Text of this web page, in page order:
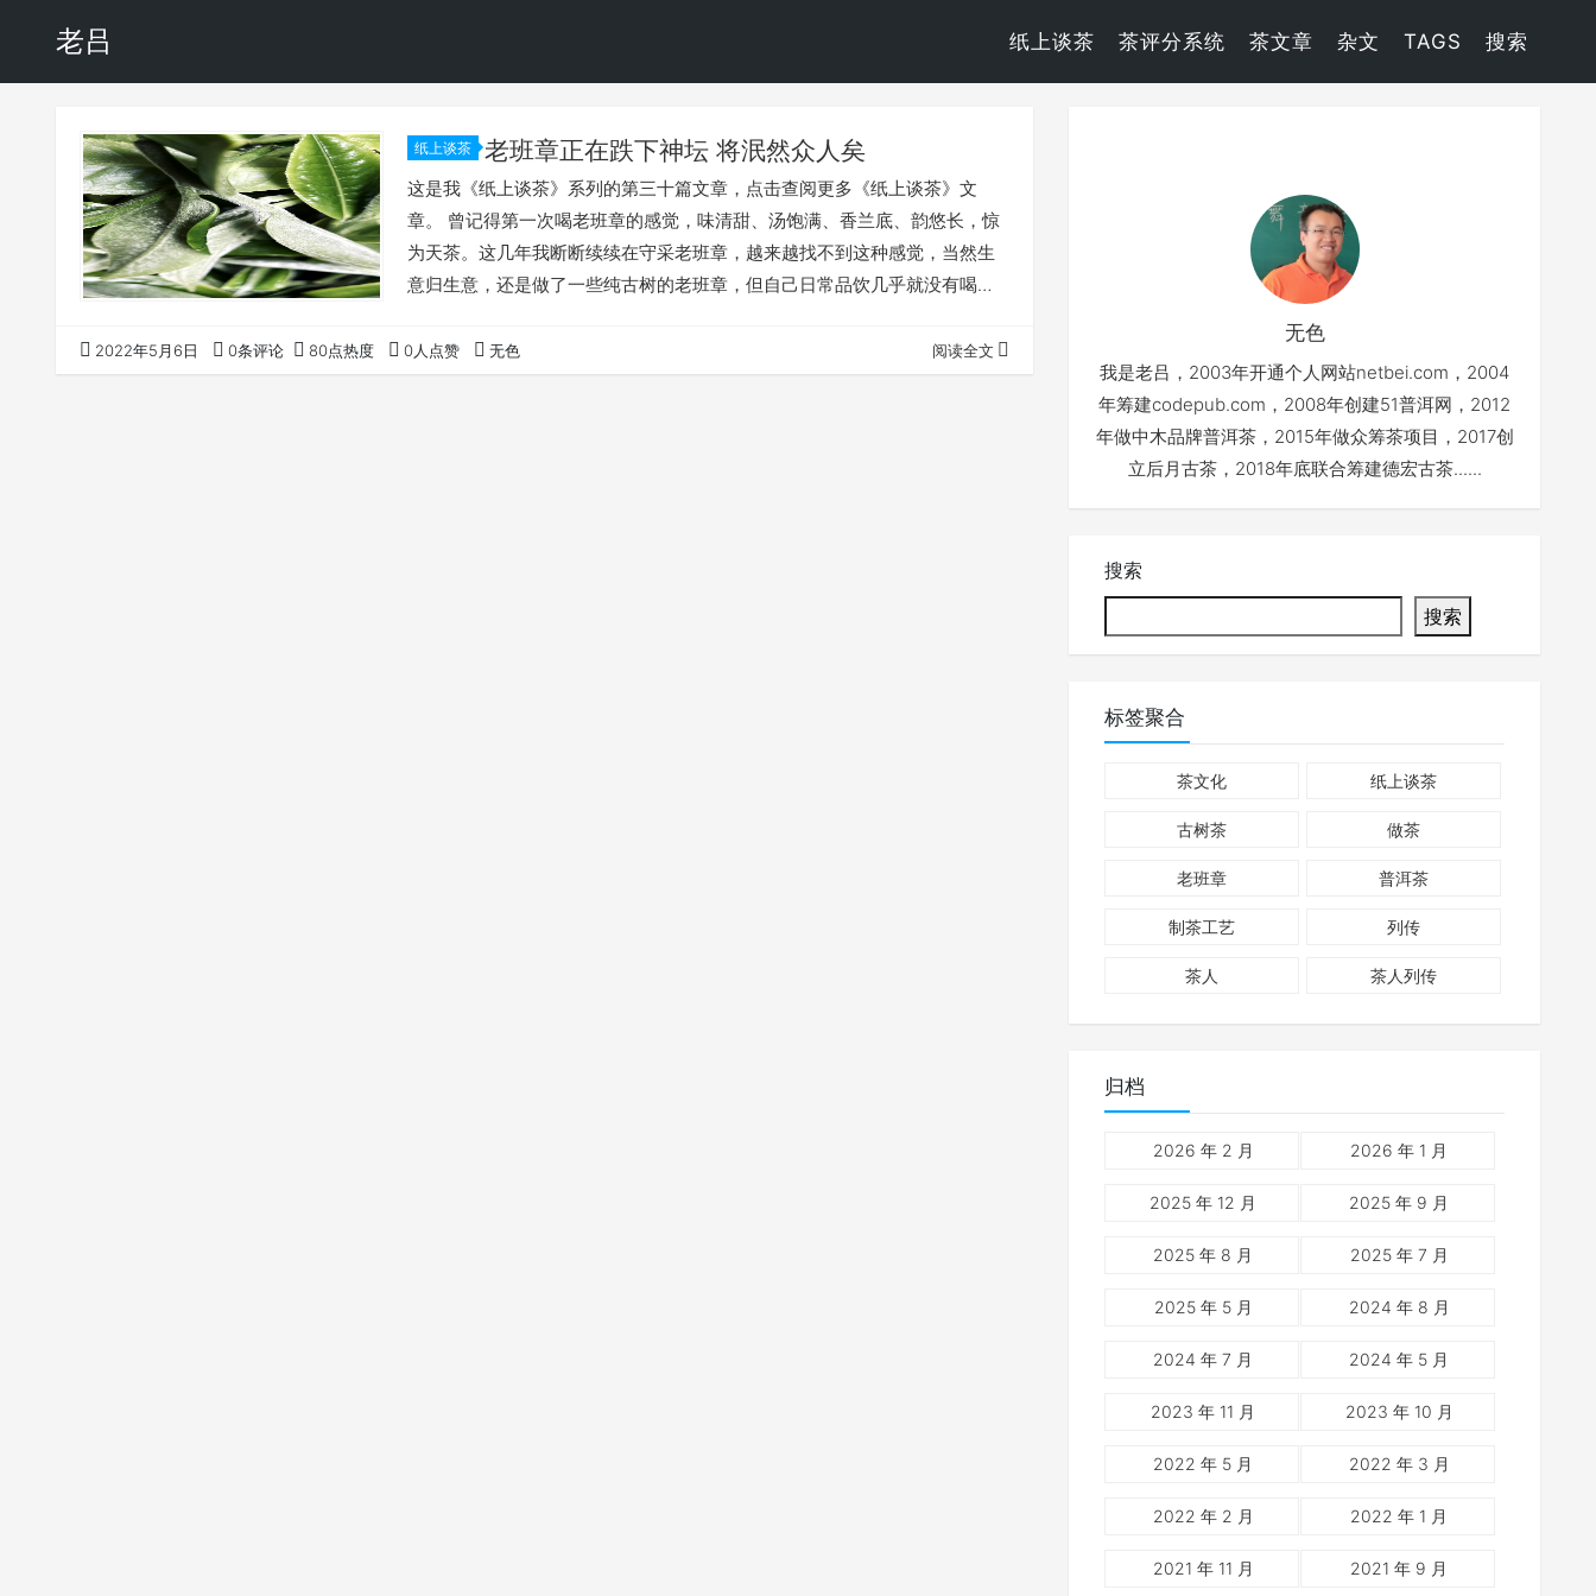
老吕 纸上谈茶 茶评分系统 茶文章 杂文 TAGS 搜索
纸上谈茶 老班章正在跌下神坛 将泯然众人矣
这是我《纸上谈茶》系列的第三十篇文章，点击查阅更多《纸上谈茶》文
章。 曾记得第一次喝老班章的感觉，味清甜、汤饱满、香兰底、韵悠长，惊
为天茶。这几年我断断续续在守采老班章，越来越找不到这种感觉，当然生
意归生意，还是做了一些纯古树的老班章，但自己日常品饮几乎就没有喝过
这是我写这篇文章的诱因。 老班章的文章很多，相信其背景资料大家也非常
熟，此文就不浪费大家时间赘述，直接上观点。 老班章茶园 一、我理解的好
2022年5月6日 0条评论 80点热度 0人点赞 无色 阅读全文
无色
我是老吕，2003年开通个人网站netbei.com，2004
年筹建codepub.com，2008年创建51普洱网，2012
年做中木品牌普洱茶，2015年做众筹茶项目，2017创
立后月古茶，2018年底联合筹建德宏古茶......
搜索
搜索
标签聚合
茶文化 纸上谈茶
古树茶 做茶
老班章 普洱茶
制茶工艺 列传
茶人 茶人列传
归档
2026 年 2 月 2026 年 1 月
2025 年 12 月 2025 年 9 月
2025 年 8 月 2025 年 7 月
2025 年 5 月 2024 年 8 月
2024 年 7 月 2024 年 5 月
2023 年 11 月 2023 年 10 月
2022 年 5 月 2022 年 3 月
2022 年 2 月 2022 年 1 月
2021 年 11 月 2021 年 9 月